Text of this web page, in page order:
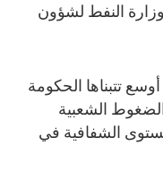
النفط لشؤون
تتبناها الحكومة
الشعبية
الشفافية في